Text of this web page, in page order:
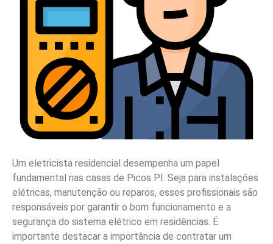
Um eletricista residencial desempenha um papel
fundamental nas casas de Picos PI. Seja para instalações
elétricas, manutenção ou reparos, esses profissionais são
responsáveis por garantir o bom funcionamento e a
segurança do sistema elétrico em residências. É
importante destacar a importância de contratar um